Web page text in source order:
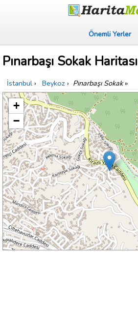
Önemli Yerler
Pınarbaşı Sokak Haritası
İstanbul › Beykoz › Pınarbaşı Sokak»
+
−